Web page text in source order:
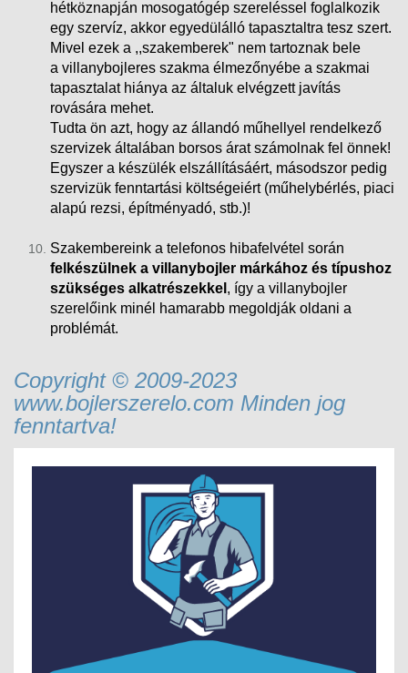
hétköznapján mosogatógép szereléssel foglalkozik
egy szervíz, akkor egyedülálló tapasztaltra tesz szert.
Mivel ezek a ,,szakemberek" nem tartoznak bele
a villanybojleres szakma élmezőnyébe a szakmai
tapasztalat hiánya az általuk elvégzett javítás
rovására mehet.
Tudta ön azt, hogy az állandó műhellyel rendelkező
szervizek általában borsos árat számolnak fel önnek!
Egyszer a készülék elszállításáért, másodszor pedig
szervizük fenntartási költségeiért (műhelybérlés, piaci
alapú rezsi, építményadó, stb.)!
Szakembereink a telefonos hibafelvétel során
felkészülnek a villanybojler márkához és típushoz
szükséges alkatrészekkel , így a villanybojler
szerelőink minél hamarabb megoldják oldani a
problémát.
Copyright © 2009-2023
www.bojlerszerelo.com Minden jog
fenntartva!